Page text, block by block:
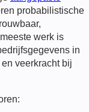
probabilistische
werk is
in
veerkracht bij